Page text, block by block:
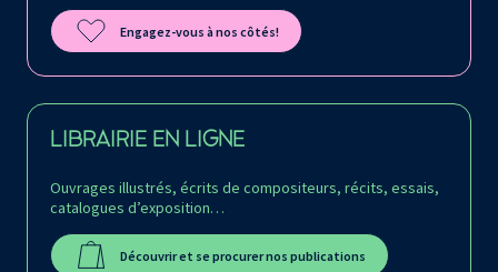
Engagez-vous à nos côtés!
LIBRAIRIE EN LIGNE
Ouvrages illustrés, écrits de compositeurs, récits, essais,
catalogues d’exposition…
Découvrir et se procurer nos publications